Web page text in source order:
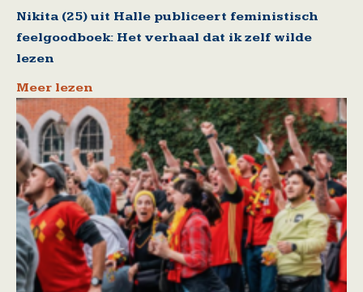
Nikita (25) uit Halle publiceert feministisch
feelgoodboek: Het verhaal dat ik zelf wilde
lezen
Meer lezen